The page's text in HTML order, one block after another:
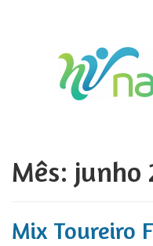
Mês: junho
Mix Toureiro